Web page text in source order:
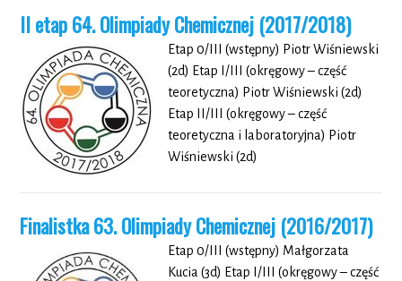
II etap 64. Olimpiady Chemicznej (2017/2018)
Etap 0/III (wstępny) Piotr Wiśniewski
(2d) Etap I/III (okręgowy – część
teoretyczna) Piotr Wiśniewski (2d)
Etap II/III (okręgowy – część
teoretyczna i laboratoryjna) Piotr
Wiśniewski (2d)
Finalistka 63. Olimpiady Chemicznej (2016/2017)
Etap 0/III (wstępny) Małgorzata
Kucia (3d) Etap I/III (okręgowy – część